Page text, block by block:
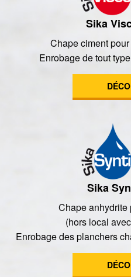
Sika
Chape ciment
Enrobage de tout
Sika
Chape anhydrite
(hors local
Enrobage des planchers